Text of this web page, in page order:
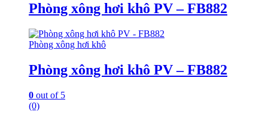
Phòng xông hơi khô PV – FB882
Phòng xông hơi khô
Phòng xông hơi khô PV – FB882
0 out of 5
(0)